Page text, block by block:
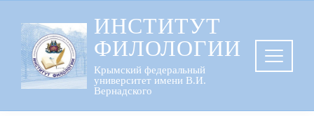
содержанию
ИНСТИТУТ
ФИЛОЛОГИИ
Крымский федеральный
университет имени В.И.
Вернадского